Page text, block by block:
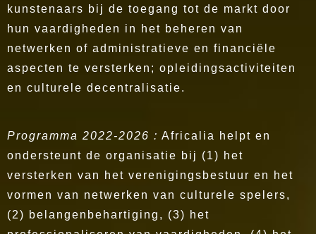
kunstenaars bij de toegang tot de markt door
hun vaardigheden in het beheren van
netwerken of administratieve en financiële
aspecten te versterken; opleidingsactiviteiten
en culturele decentralisatie.
Programma 2022-2026 : Africalia helpt en
ondersteunt de organisatie bij (1) het
versterken van het verenigingsbestuur en het
vormen van netwerken van culturele spelers,
(2) belangenbehartiging, (3) het